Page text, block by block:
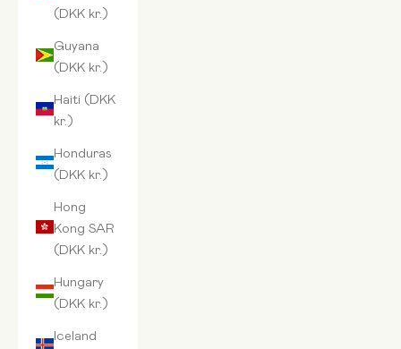
(DKK kr.)
Guyana
(DKK kr.)
Haiti (DKK
kr.)
Honduras
(DKK kr.)
Hong
Kong SAR
(DKK kr.)
Hungary
(DKK kr.)
Iceland